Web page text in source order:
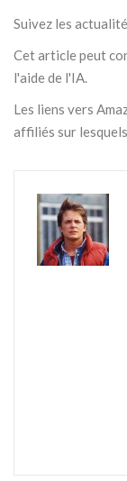
Suivez les
Cet article peut
l'aide de l'IA.
Les liens vers
affiliés sur